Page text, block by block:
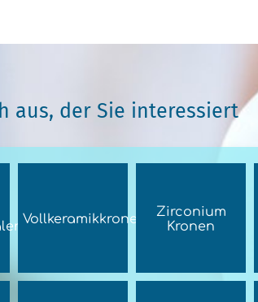
aus, der Sie interessiert
Vollkeramikkronen
Zirconium
Kronen